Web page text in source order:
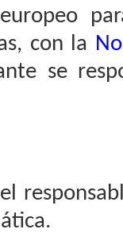
con la
se